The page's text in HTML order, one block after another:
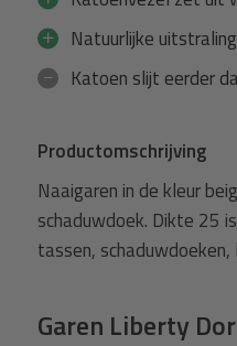
Natuurlijke
Katoen slijt eerder
Productomschrijving
Naaigaren in de kleur
schaduwdoek. Dikte 25
tassen,
Garen Liberty